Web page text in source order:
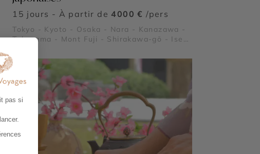
15 jours - À partir de 4000 € /pers
Tokyo - Kyoto - Osaka - Nara - Kanazawa -
Takayama - Mont Fuji - Shirakawa-gō - Ise-
Kamikōchi